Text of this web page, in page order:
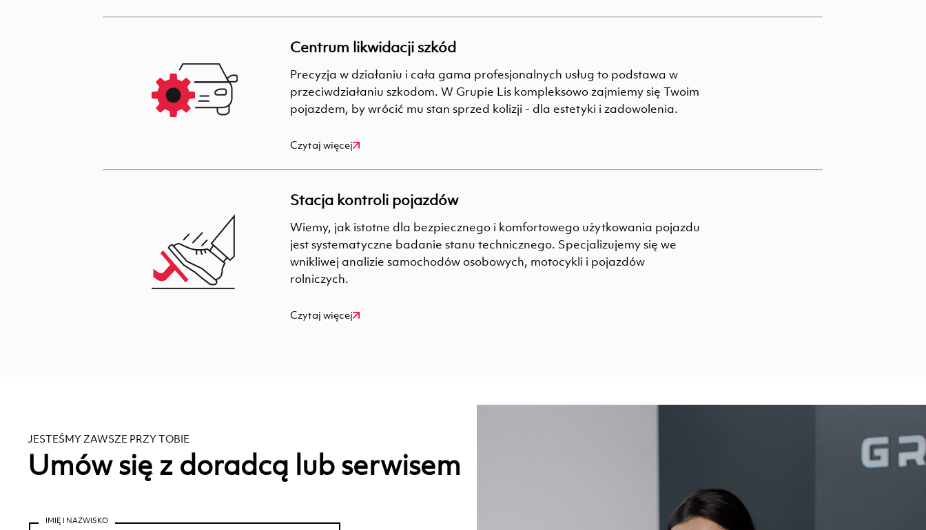
Centrum likwidacji szkód
Precyzja w działaniu i cała gama profesjonalnych usług to podstawa w
przeciwdziałaniu szkodom. W Grupie Lis kompleksowo zajmiemy się Twoim
pojazdem, by wrócić mu stan sprzed kolizji - dla estetyki i zadowolenia.
Czytaj więcej
Stacja kontroli pojazdów
Wiemy, jak istotne dla bezpiecznego i komfortowego użytkowania pojazdu
jest systematyczne badanie stanu technicznego. Specjalizujemy się we
wnikliwej analizie samochodów osobowych, motocykli i pojazdów
rolniczych.
Czytaj więcej
JESTEŚMY ZAWSZE PRZY TOBIE
Umów się z doradcą lub serwisem
IMIĘ I NAZWISKO